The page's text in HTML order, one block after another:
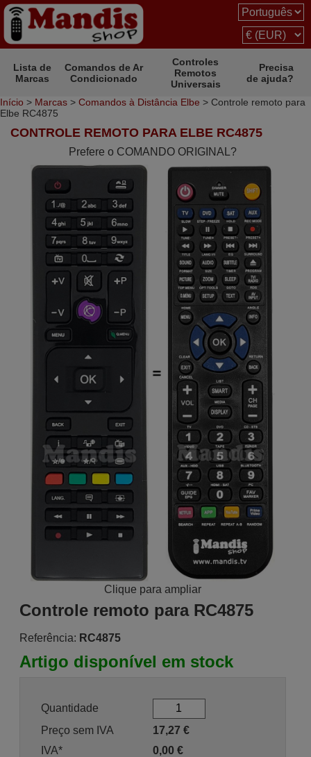
Lista de
Marcas
Comandos de Ar
Condicionado
Controles
Remotos
Universais
Precisa
de ajuda?
Início > Marcas > Comandos à Distância Elbe > Controle remoto para
Elbe RC4875
CONTROLE REMOTO PARA ELBE RC4875
Prefere o COMANDO ORIGINAL?
Clique para ampliar
Controle remoto para RC4875
Referência: RC4875
Artigo disponível em stock
Quantidade
Preço sem IVA
17,27 €
IVA*
0,00 €